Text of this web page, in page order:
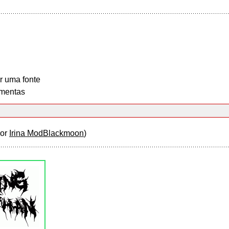
uma fonte
Irina ModBlackmoon)